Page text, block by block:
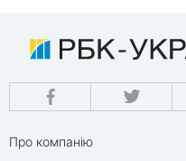
Про компанію